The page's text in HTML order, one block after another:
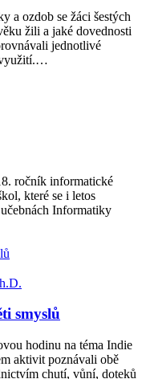
a ozdob se žáci šestých
žili a jaké dovednosti
jednotlivé
využití.…
ročník informatické
které se i letos
Informatiky
smyslů
hodinu na téma Indie
aktivit poznávali obě
chutí, vůní, doteků